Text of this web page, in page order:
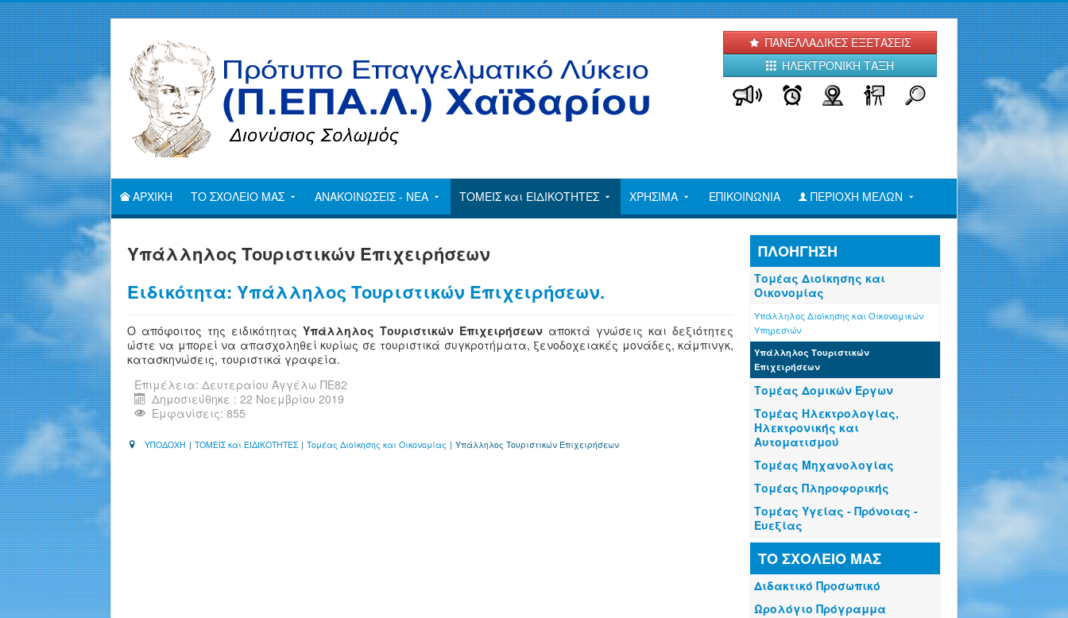
ΠΑΝΕΛΛΑΔΙΚΕΣ ΕΞΕΤΑΣΕΙΣ
ΗΛΕΚΤΡΟΝΙΚΗ ΤΑΞΗ
ΑΡΧΙΚΗ ΤΟ ΣΧΟΛΕΙΟ ΜΑΣ ΑΝΑΚΟΙΝΩΣΕΙΣ - ΝΕΑ ΤΟΜΕΙΣ και ΕΙΔΙΚΟΤΗΤΕΣ ΧΡΗΣΙΜΑ ΕΠΙΚΟΙΝΩΝΙΑ ΠΕΡΙΟΧΗ ΜΕΛΩΝ
Υπάλληλος Τουριστικών Επιχειρήσεων
Ειδικότητα: Υπάλληλος Τουριστικών Επιχειρήσεων.
Ο απόφοιτος της ειδικότητας Υπάλληλος Τουριστικών Επιχειρήσεων αποκτά γνώσεις και δεξιότητες
ώστε να μπορεί να απασχοληθεί κυρίως σε τουριστικά συγκροτήματα, ξενοδοχειακές μονάδες, κάμπινγκ,
κατασκηνώσεις, τουριστικά γραφεία.
Επιμέλεια: Δευτεραίου Αγγέλω ΠΕ82
Δημοσιεύθηκε : 22 Νοεμβρίου 2019
Εμφανίσεις: 855
ΥΠΟΔΟΧΗ | ΤΟΜΕΙΣ και ΕΙΔΙΚΟΤΗΤΕΣ | Τομέας Διοίκησης και Οικονομίας | Υπάλληλος Τουριστικών Επιχειρήσεων
ΠΛΟΗΓΗΣΗ
Τομέας Διοίκησης και
Οικονομίας
Υπάλληλος Διοίκησης και Οικονομικών
Υπηρεσιών
Υπάλληλος Τουριστικών
Επιχειρήσεων
Τομέας Δομικών Έργων
Τομέας Ηλεκτρολογίας,
Ηλεκτρονικής και
Αυτοματισμού
Τομέας Μηχανολογίας
Τομέας Πληροφορικής
Τομέας Υγείας - Πρόνοιας -
Ευεξίας
ΤΟ ΣΧΟΛΕΙΟ ΜΑΣ
Διδακτικό Προσωπικό
Ωρολόγιο Πρόγραμμα